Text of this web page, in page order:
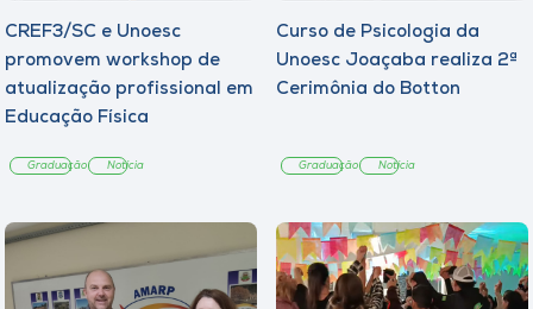
CREF3/SC e Unoesc
promovem workshop de
atualização profissional em
Educação Física
Graduação Notícia
Curso de Psicologia da
Unoesc Joaçaba realiza 2ª
Cerimônia do Botton
Graduação Notícia